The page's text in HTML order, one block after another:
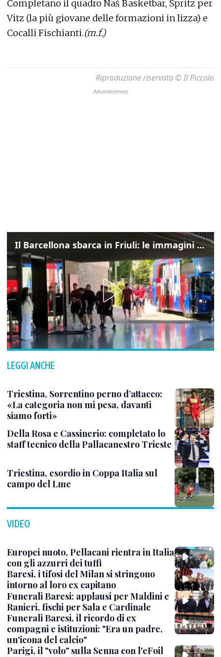
Completano il quadro Naš Basketbar, Spritz per
Vitz (la più giovane delle formazioni in lizza) e
Cocalli Fischianti.(m.f.)
Riproduzione riservata © Il Piccolo
Il Barcellona sbarca in Friuli: le immagini dell'arrivo in albergo
LEGGI ANCHE
Triestina, Sorrentino perno d’attacco:
«La categoria non mi pesa, davanti
siamo forti»
Della Rosa e Cassinerio: completato lo
staff tecnico della Pallacanestro Trieste
Triestina, esordio in Coppa Italia sul
campo del Lme
VIDEO
Europei nuoto, Pellacani rientra in Italia
con gli azzurri dei tuffi
Baresi, i tifosi del Milan si stringono
intorno al loro ex capitano
Funerali Baresi: applausi per Maldini e
Ranieri, fischi per Sala e Cardinale
Funerali Baresi, il ricordo di ex
compagni e istituzioni: "Era un padre,
un'icona del calcio"
Parigi, il "volo" sulla Senna con l'eFoil